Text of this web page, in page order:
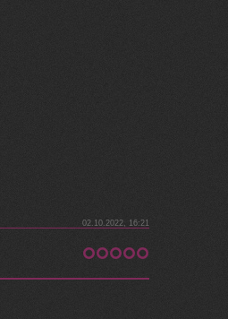
02.10.2022, 16:21